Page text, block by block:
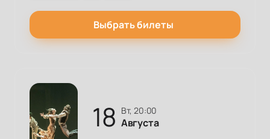
Выбрать билеты
18 вт, 20:00
Августа